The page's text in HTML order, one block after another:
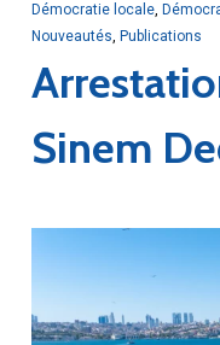
Démocratie locale,
Nouveautés, Publications
Sinem